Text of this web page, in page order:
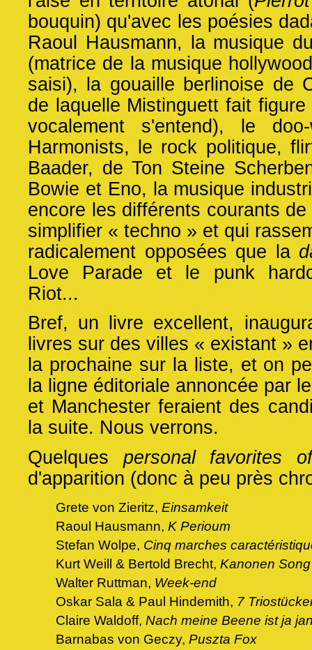
bouquin) qu'avec les poésies
Raoul Hausmann, la musique
(matrice de la musique
saisi), la gouaille berlinoise de
de laquelle Mistinguett fait
vocalement s'entend), le
Harmonists, le rock politique,
Baader, de Ton Steine
Bowie et Eno, la musique
encore les différents courants
simplifier « techno » et qui
radicalement opposées que la
Love Parade et le punk
Riot...
Bref, un livre excellent,
livres sur des villes « existant »
la prochaine sur la liste, et on
la ligne éditoriale annoncée par
et Manchester feraient des
la suite. Nous verrons.
Quelques personal favorites
d'apparition (donc à peu près
Grete von Zieritz, Einsamkeit
Raoul Hausmann, K Perioum
Stefan Wolpe, Cinq marches
Kurt Weill & Bertold Brecht, Kanonen Song
Walter Ruttman, Week-end
Oskar Sala & Paul Hindemith, 7
Claire Waldoff, Nach meine Beene ist ja
Barnabas von Geczy, Puszta Fox